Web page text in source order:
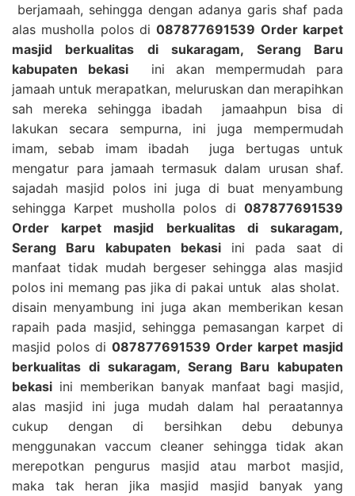
berjamaah, sehingga dengan adanya garis shaf pada
alas musholla polos di087877691539 Order karpet
masjid berkualitas di sukaragam, Serang Baru
kabupaten bekasi ini akan mempermudah para
jamaah untuk merapatkan, meluruskan dan merapihkan
sah mereka sehingga ibadah jamaahpun bisa di
lakukan secara sempurna, ini juga mempermudah
imam, sebab imam ibadah juga bertugas untuk
mengatur para jamaah termasuk dalam urusan shaf.
sajadah masjid polos ini juga di buat menyambung
sehingga Karpet musholla polos di 087877691539
Order karpet masjid berkualitas di sukaragam,
Serang Baru kabupaten bekasiini pada saat di
manfaat tidak mudah bergeser sehingga alas masjid
polos ini memang pas jika di pakai untuk alas sholat.
disain menyambung ini juga akan memberikan kesan
rapaih pada masjid, sehingga pemasangan karpet di
masjid polos di 087877691539 Order karpet masjid
berkualitas di sukaragam, Serang Baru kabupaten
bekasi ini memberikan banyak manfaat bagi masjid,
alas masjid ini juga mudah dalam hal peraatannya
cukup dengan di bersihkan debu debunya
menggunakan vaccum cleaner sehingga tidak akan
merepotkan pengurus masjid atau marbot masjid,
maka tak heran jika masjid masjid banyak yang